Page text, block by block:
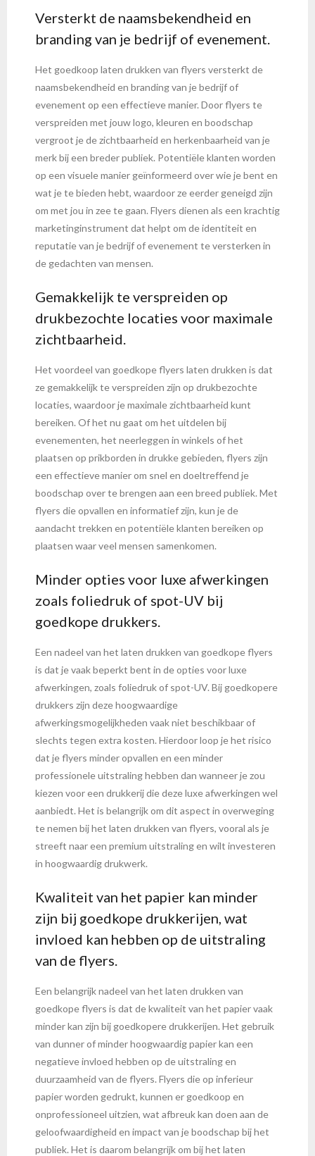
Versterkt de naamsbekendheid en
branding van je bedrijf of evenement.
Het goedkoop laten drukken van flyers versterkt de
naamsbekendheid en branding van je bedrijf of
evenement op een effectieve manier. Door flyers te
verspreiden met jouw logo, kleuren en boodschap
vergroot je de zichtbaarheid en herkenbaarheid van je
merk bij een breder publiek. Potentiële klanten worden
op een visuele manier geïnformeerd over wie je bent en
wat je te bieden hebt, waardoor ze eerder geneigd zijn
om met jou in zee te gaan. Flyers dienen als een krachtig
marketinginstrument dat helpt om de identiteit en
reputatie van je bedrijf of evenement te versterken in
de gedachten van mensen.
Gemakkelijk te verspreiden op
drukbezochte locaties voor maximale
zichtbaarheid.
Het voordeel van goedkope flyers laten drukken is dat
ze gemakkelijk te verspreiden zijn op drukbezochte
locaties, waardoor je maximale zichtbaarheid kunt
bereiken. Of het nu gaat om het uitdelen bij
evenementen, het neerleggen in winkels of het
plaatsen op prikborden in drukke gebieden, flyers zijn
een effectieve manier om snel en doeltreffend je
boodschap over te brengen aan een breed publiek. Met
flyers die opvallen en informatief zijn, kun je de
aandacht trekken en potentiële klanten bereiken op
plaatsen waar veel mensen samenkomen.
Minder opties voor luxe afwerkingen
zoals foliedruk of spot-UV bij
goedkope drukkers.
Een nadeel van het laten drukken van goedkope flyers
is dat je vaak beperkt bent in de opties voor luxe
afwerkingen, zoals foliedruk of spot-UV. Bij goedkopere
drukkers zijn deze hoogwaardige
afwerkingsmogelijkheden vaak niet beschikbaar of
slechts tegen extra kosten. Hierdoor loop je het risico
dat je flyers minder opvallen en een minder
professionele uitstraling hebben dan wanneer je zou
kiezen voor een drukkerij die deze luxe afwerkingen wel
aanbiedt. Het is belangrijk om dit aspect in overweging
te nemen bij het laten drukken van flyers, vooral als je
streeft naar een premium uitstraling en wilt investeren
in hoogwaardig drukwerk.
Kwaliteit van het papier kan minder
zijn bij goedkope drukkerijen, wat
invloed kan hebben op de uitstraling
van de flyers.
Een belangrijk nadeel van het laten drukken van
goedkope flyers is dat de kwaliteit van het papier vaak
minder kan zijn bij goedkopere drukkerijen. Het gebruik
van dunner of minder hoogwaardig papier kan een
negatieve invloed hebben op de uitstraling en
duurzaamheid van de flyers. Flyers die op inferieur
papier worden gedrukt, kunnen er goedkoop en
onprofessioneel uitzien, wat afbreuk kan doen aan de
geloofwaardigheid en impact van je boodschap bij het
publiek. Het is daarom belangrijk om bij het laten